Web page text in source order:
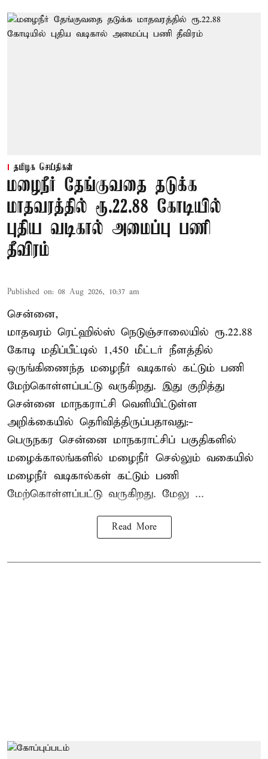
தமிழக செய்திகள்
மழைநீர் தேங்குவதை தடுக்க
மாதவரத்தில் ரூ.22.88 கோடியில்
புதிய வடிகால் அமைப்பு பணி
தீவிரம்
Published on: 08 Aug 2026, 10:37 am
சென்னை,
மாதவரம் ரெட்ஹில்ஸ் நெடுஞ்சாலையில் ரூ.22.88
கோடி மதிப்பீட்டில் 1,450 மீட்டர் நீளத்தில்
ஒருங்கிணைந்த மழைநீர் வடிகால் கட்டும் பணி
மேற்கொள்ளப்பட்டு வருகிறது. இது குறித்து
சென்னை மாநகராட்சி வெளியிட்டுள்ள
அறிக்கையில் தெரிவித்திருப்பதாவது:-
பெருநகர சென்னை மாநகராட்சிப் பகுதிகளில்
மழைக்காலங்களில் மழைநீர் செல்லும் வகையில்
மழைநீர் வடிகால்கள் கட்டும் பணி
மேற்கொள்ளப்பட்டு வருகிறது. மேலு ...
Read More